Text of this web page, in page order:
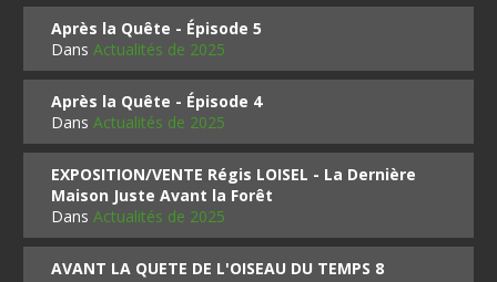
Après la Quête - Épisode 5
DansActualités de 2025
Après la Quête - Épisode 4
DansActualités de 2025
EXPOSITION/VENTE Régis LOISEL - La Dernière
Maison Juste Avant la Forêt
DansActualités de 2025
AVANT LA QUETE DE L'OISEAU DU TEMPS 8